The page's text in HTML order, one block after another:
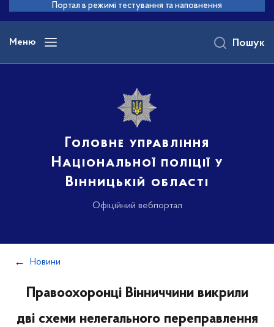
основного
вмісту
Портал в режимі тестування та наповнення
Меню
Головне управління
Національної поліції у
Вінницькій області
Офіційний вебпортал
Пошук
Новини
Правоохоронці Вінниччини викрили
дві схеми нелегального переправлення